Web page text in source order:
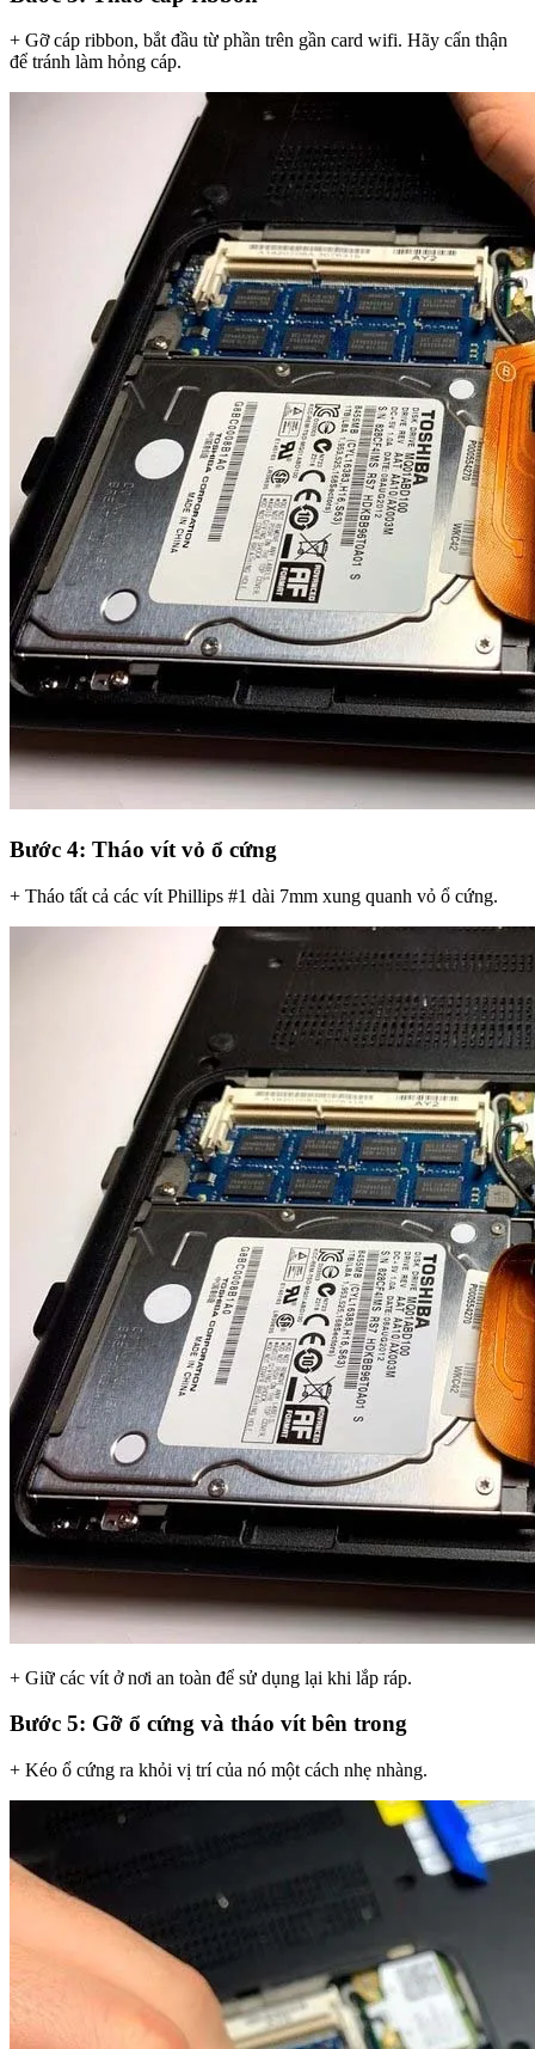
+ Gỡ cáp ribbon, bắt đầu từ phần trên gần card wifi. Hãy cẩn thận
để tránh làm hỏng cáp.
Bước 4: Tháo vít vỏ ổ cứng
+ Tháo tất cả các vít Phillips #1 dài 7mm xung quanh vỏ ổ cứng.
+ Giữ các vít ở nơi an toàn để sử dụng lại khi lắp ráp.
Bước 5: Gỡ ổ cứng và tháo vít bên trong
+ Kéo ổ cứng ra khỏi vị trí của nó một cách nhẹ nhàng.